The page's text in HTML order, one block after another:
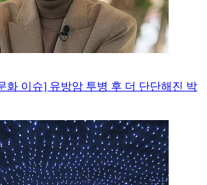
화 이슈] 유방암 투병 후 더 단단해진 박